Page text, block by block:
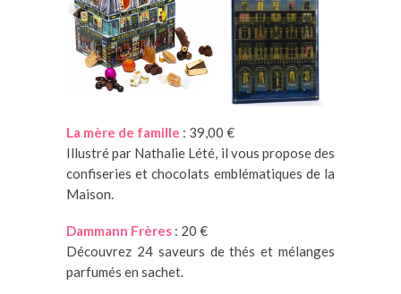
La mère de famille : 39,00 €
Illustré par Nathalie Lété, il vous propose des
confiseries et chocolats emblématiques de la
Maison.
Dammann Frères : 20 €
Découvrez 24 saveurs de thés et mélanges
parfumés en sachet.